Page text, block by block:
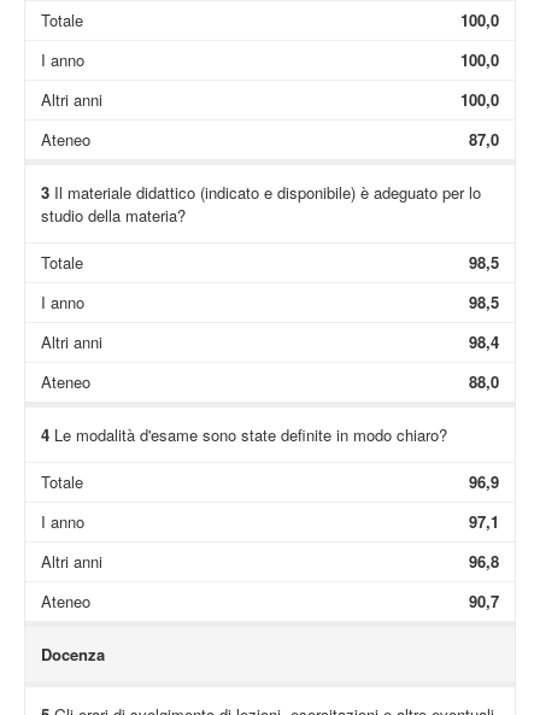
Totale
100,0
I anno
100,0
Altri anni
100,0
Ateneo
87,0
3Il materiale didattico (indicato e disponibile) è adeguato per lo
studio della materia?
Totale
98,5
I anno
98,5
Altri anni
98,4
Ateneo
88,0
4Le modalità d'esame sono state definite in modo chiaro?
Totale
96,9
I anno
97,1
Altri anni
96,8
Ateneo
90,7
Docenza